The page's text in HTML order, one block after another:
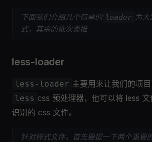
下面我们介绍几个简单的 loader 为
式，其余的依次类推
less-loader
less-loader 主要用来让我们的项
less css 预处理器，他可以将 less
识别的 css 文件。
针对样式文件，首先要提一下两个重要